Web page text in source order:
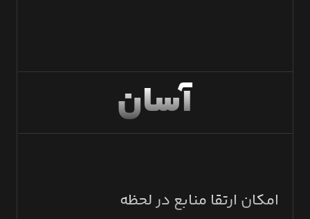
آسان
امکان ارتقا منابع در لحظه